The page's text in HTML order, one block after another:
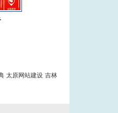
太原网站建设 吉林